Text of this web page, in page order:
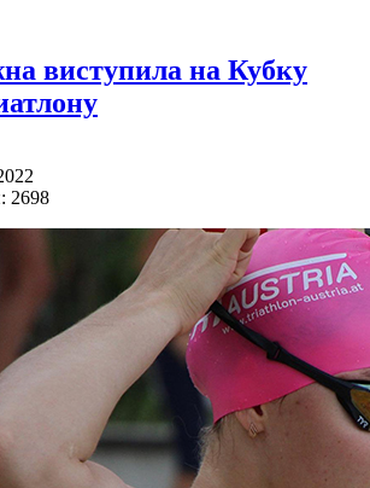
виступила на Кубку
2698